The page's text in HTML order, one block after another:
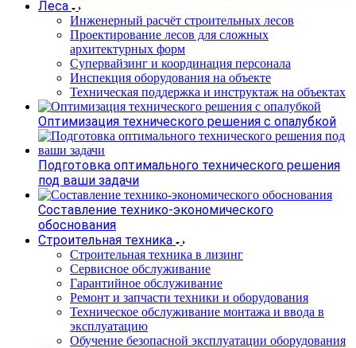
Леса
Инженерный расчёт строительных лесов
Проектирование лесов для сложных
архитектурных форм
Супервайзинг и координация персонала
Инспекция оборудования на объекте
Техническая поддержка и инструктаж на объектах
Оптимизация технического решения с опалубкой
Подготовка оптимального технического решения
под ваши задачи
Составление технико-экономического
обоснования
Строительная техника
Строительная техника в лизинг
Сервисное обслуживание
Гарантийное обслуживание
Ремонт и запчасти техники и оборудования
Техническое обслуживание монтажа и ввода в
эксплуатацию
Обучение безопасной эксплуатации оборудования